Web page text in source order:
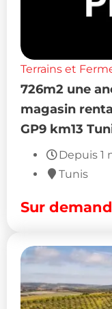
Terrains et
726m2 une
magasin
GP9 km13
Depuis 1
Tunis
Sur